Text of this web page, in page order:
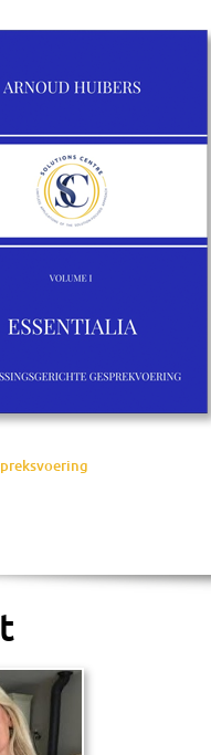
een langdurige werking tot
webshop, veilige
ervaren dankzij onze
Add to cart
Details